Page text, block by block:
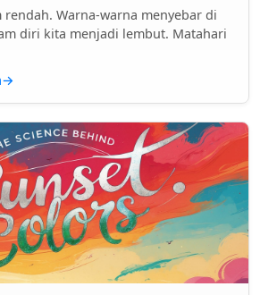
Warna-warna menyebar di
diri kita menjadi lembut. Matahari
→